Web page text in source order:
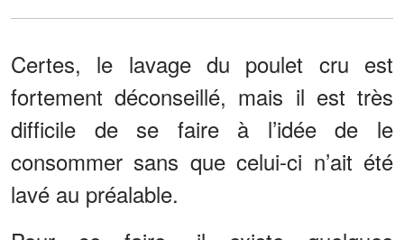
Certes, le lavage du poulet cru est
fortement déconseillé, mais il est très
difficile de se faire à l’idée de le
consommer sans que celui-ci n’ait été
lavé au préalable.